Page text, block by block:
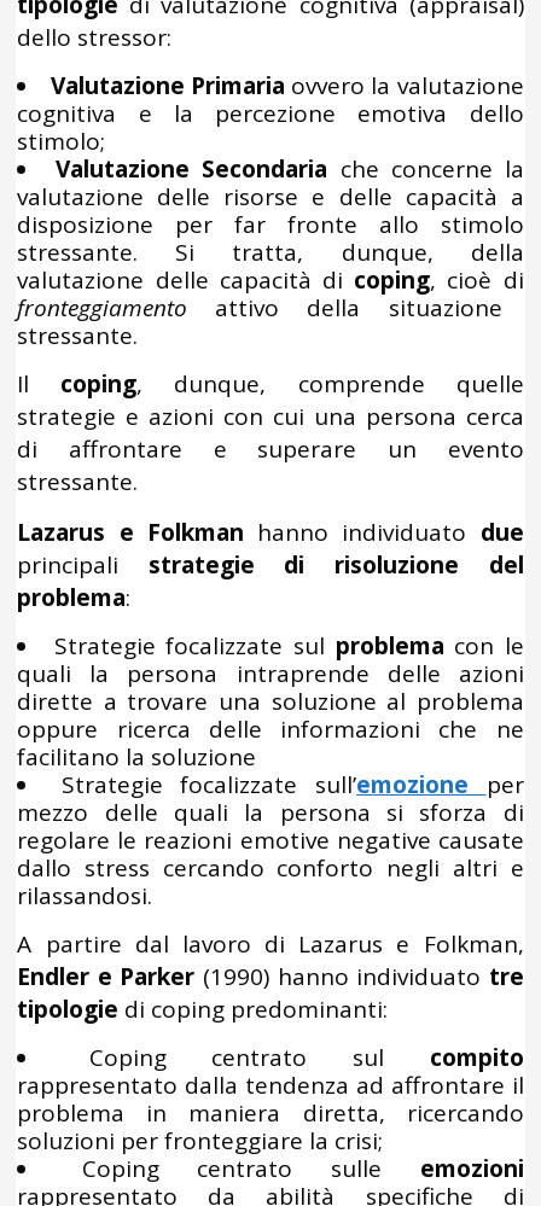
dello stressor:
Valutazione Primaria ovvero la valutazione
cognitiva e la percezione emotiva dello
stimolo;
Valutazione Secondaria che concerne la
valutazione delle risorse e delle capacità a
disposizione per far fronte allo stimolo
stressante. Si tratta, dunque, della
valutazione delle capacità di coping, cioè di
fronteggiamento attivo della situazione
stressante.
Il coping, dunque, comprende quelle
strategie e azioni con cui una persona cerca
di affrontare e superare un evento
stressante.
Lazarus e Folkman hanno individuato due
principali strategie di risoluzione del
problema:
Strategie focalizzate sul problema con le
quali la persona intraprende delle azioni
dirette a trovare una soluzione al problema
oppure ricerca delle informazioni che ne
facilitano la soluzione
Strategie focalizzate sull’emozione per
mezzo delle quali la persona si sforza di
regolare le reazioni emotive negative causate
dallo stress cercando conforto negli altri e
rilassandosi.
A partire dal lavoro di Lazarus e Folkman,
Endler e Parker (1990) hanno individuato tre
tipologie di coping predominanti:
Coping centrato sul compito
rappresentato dalla tendenza ad affrontare il
problema in maniera diretta, ricercando
soluzioni per fronteggiare la crisi;
Coping centrato sulle emozioni
rappresentato da abilità specifiche di